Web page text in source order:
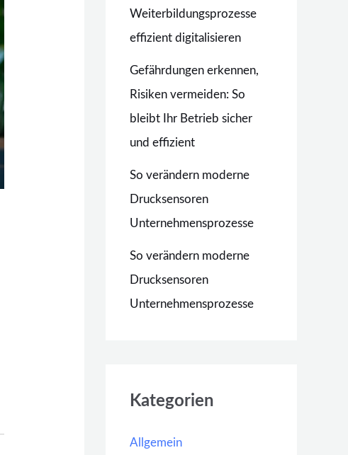
Weiterbildungsprozesse
effizient digitalisieren
Gefährdungen erkennen,
Risiken vermeiden: So
bleibt Ihr Betrieb sicher
und effizient
So verändern moderne
Drucksensoren
Unternehmensprozesse
So verändern moderne
Drucksensoren
Unternehmensprozesse
Kategorien
Allgemein